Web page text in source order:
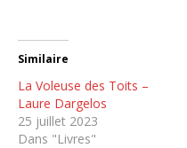
Similaire
La Voleuse des Toits –
Laure Dargelos
25 juillet 2023
Dans "Livres"